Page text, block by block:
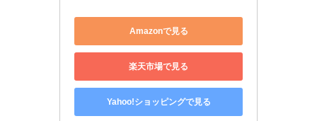
Amazonで見る
楽天市場で見る
Yahoo!ショッピングで見る